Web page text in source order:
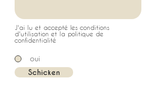
J'ai lu et accepté les conditions
d'utilisation et la politique de
confidentialité
oui
Schicken